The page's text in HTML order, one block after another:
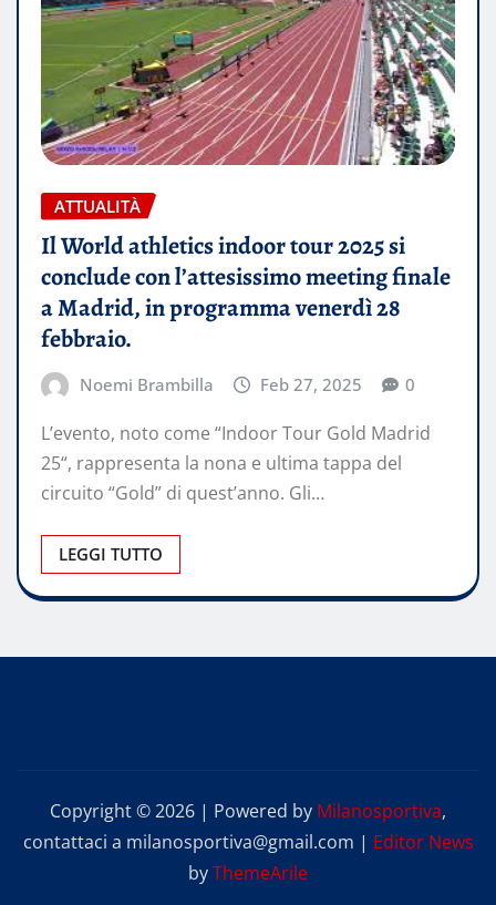
ATTUALITÀ
Il World athletics indoor tour 2025 si
conclude con l’attesissimo meeting finale
a Madrid, in programma venerdì 28
febbraio.
Noemi Brambilla Feb 27, 2025 0
L’evento, noto come “Indoor Tour Gold Madrid
25“, rappresenta la nona e ultima tappa del
circuito “Gold” di quest’anno. Gli…
LEGGI TUTTO
Copyright © 2026 | Powered by Milanosportiva,
contattaci a milanosportiva@gmail.com | Editor News
byThemeArile